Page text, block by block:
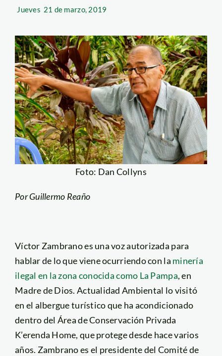
Jueves 21 de marzo, 2019
Foto: Dan Collyns
Por Guillermo Reaño
Víctor Zambrano es una voz autorizada para
hablar de lo que viene ocurriendo con la minería
ilegal en la zona conocida como La Pampa, en
Madre de Dios. Actualidad Ambiental lo visitó
en el albergue turístico que ha acondicionado
dentro del Área de Conservación Privada
K’erenda Home, que protege desde hace varios
años. Zambrano es el presidente del Comité de